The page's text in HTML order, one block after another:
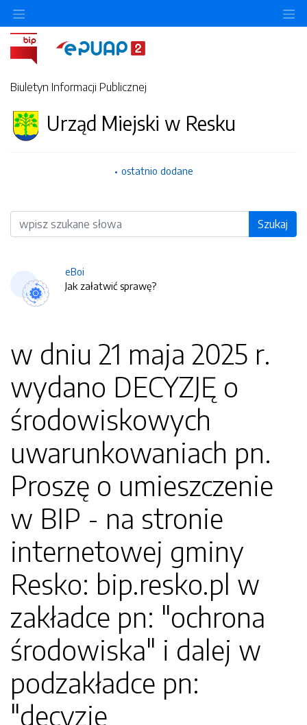
Biuletyn Informacji Publicznej
Urząd Miejski w Resku
ostatnio dodane
Wyszukiwarka Szukaj
eBoi
Jak załatwić sprawę?
w dniu 21 maja 2025 r.
wydano DECYZJĘ o
środowiskowych
uwarunkowaniach pn.
Proszę o umieszczenie
w BIP - na stronie
internetowej gminy
Resko: bip.resko.pl w
zakładce pn: "ochrona
środowiska" i dalej w
podzakładce pn:
"decyzje